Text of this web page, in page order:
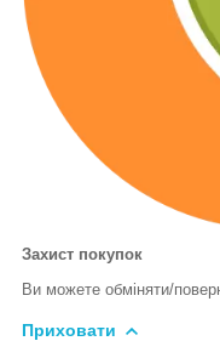
Захист покупок
Ви можете обміняти/
Приховати